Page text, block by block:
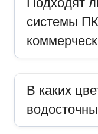
системы
В каких